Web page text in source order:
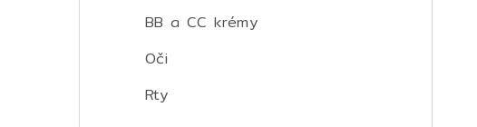
BB a CC krémy
Oči
Rty